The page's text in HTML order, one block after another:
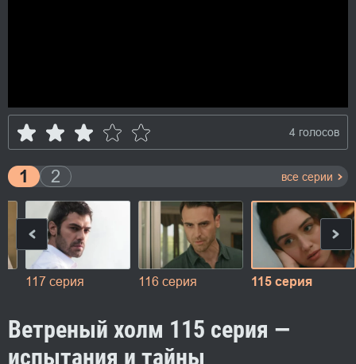
4 голосов
1 2 все серии
117 серия 116 серия 115 серия
Ветреный холм 115 серия —
испытания и тайны